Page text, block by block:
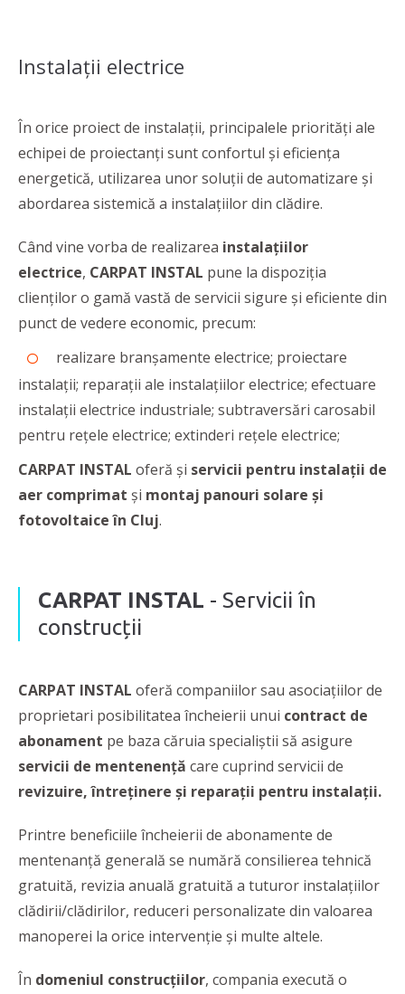
Instalații electrice
În orice proiect de instalații, principalele priorități ale
echipei de proiectanți sunt confortul și eficiența
energetică, utilizarea unor soluții de automatizare și
abordarea sistemică a instalațiilor din clădire.
Când vine vorba de realizarea instalațiilor
electrice, CARPAT INSTAL pune la dispoziția
clienților o gamă vastă de servicii sigure și eficiente din
punct de vedere economic, precum:
realizare branșamente electrice; proiectare
instalații; reparații ale instalațiilor electrice; efectuare
instalații electrice industriale; subtraversări carosabil
pentru rețele electrice; extinderi rețele electrice;
CARPAT INSTAL oferă și servicii pentru instalații de
aer comprimat și montaj panouri solare și
fotovoltaice în Cluj.
CARPAT INSTAL - Servicii în
construcții
CARPAT INSTAL oferă companiilor sau asociațiilor de
proprietari posibilitatea încheierii unui contract de
abonament pe baza căruia specialiștii să asigure
servicii de mentenență care cuprind servicii de
revizuire, întreținere și reparații pentru instalații.
Printre beneficiile încheierii de abonamente de
mentenanță generală se numără consilierea tehnică
gratuită, revizia anuală gratuită a tuturor instalațiilor
clădirii/clădirilor, reduceri personalizate din valoarea
manoperei la orice intervenție și multe altele.
În domeniul construcțiilor, compania execută o